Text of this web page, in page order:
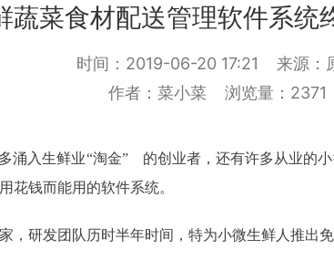
蔬菜食材配送管理软件系统
时间：2019-06-20 17:21
来源：
作者：菜小菜
浏览量：2371
涌入生鲜业“淘金” 的创业者，还有许多从业的
花钱而能用的软件系统。
，研发团队历时半年时间，特为小微生鲜人推出免